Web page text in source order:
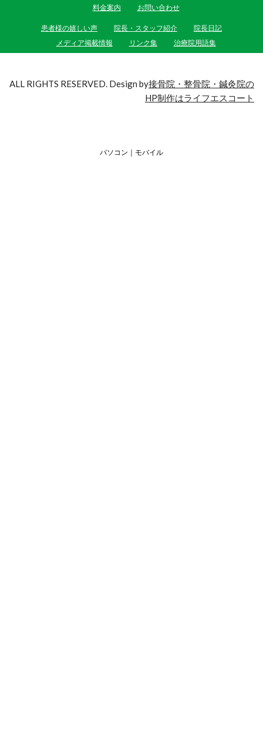
料金案内
お問い合わせ
患者様の嬉しい声 院長・スタッフ紹介
院長日記
メディア掲載情報
リンク集 治療院用語集
ALL RIGHTS RESERVED. Design by接骨院・整骨院・鍼灸院の
HP制作はライフエスコート
パソコン ｜モバイル